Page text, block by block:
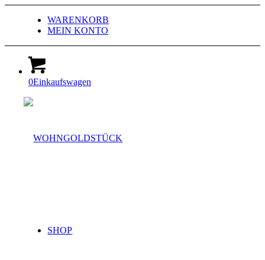
WARENKORB
MEIN KONTO
0Einkaufswagen
SHOP